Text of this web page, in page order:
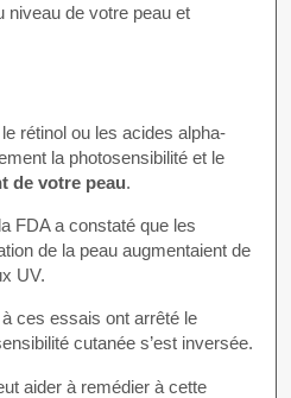
niveau de votre peau et
rétinol ou les acides alpha-
la photosensibilité et le
de votre peau.
FDA a constaté que les
de la peau augmentaient de
UV.
ces essais ont arrêté le
cutanée s’est inversée.
aider à remédier à cette